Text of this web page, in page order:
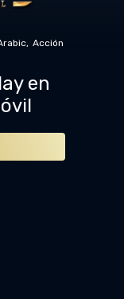
Acción
en